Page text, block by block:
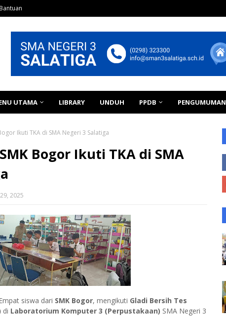
UTAMA LIBRARY UNDUH PPDB PENGUMUMAN
Ikuti TKA di SMA Negeri 3 Salatiga
Bogor Ikuti TKA di SMA
2025
siswa dari SMK Bogor, mengikuti Gladi Bersih Tes
di Laboratorium Komputer 3 (Perpustakaan) SMA Negeri 3